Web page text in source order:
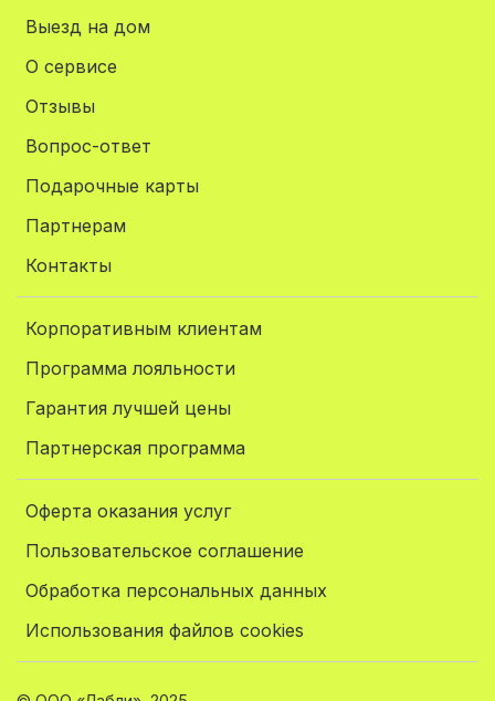
Выезд на дом
О сервисе
Отзывы
Вопрос-ответ
Подарочные карты
Партнерам
Контакты
Корпоративным клиентам
Программа лояльности
Гарантия лучшей цены
Партнерская программа
Оферта оказания услуг
Пользовательское соглашение
Обработка персональных данных
Использования файлов cookies